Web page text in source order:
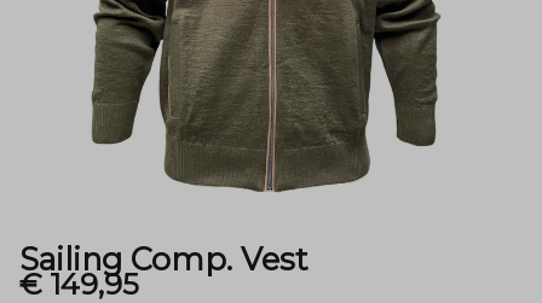
Sailing Comp. Vest
€ 149,95